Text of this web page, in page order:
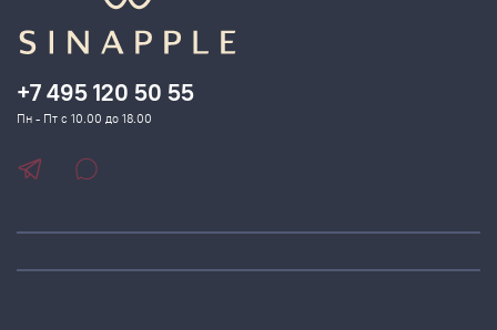
+7 495 120 50 55
Пн - Пт с 10.00 до 18.00